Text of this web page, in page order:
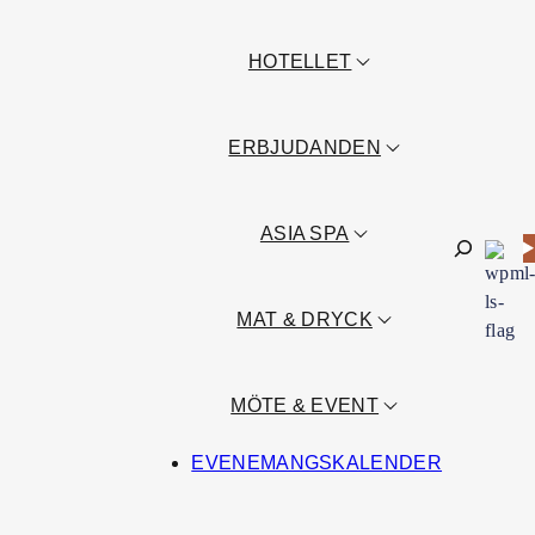
HOTELLET
ERBJUDANDEN
ASIA SPA
MAT & DRYCK
MÖTE & EVENT
EVENEMANGSKALENDER
Sök